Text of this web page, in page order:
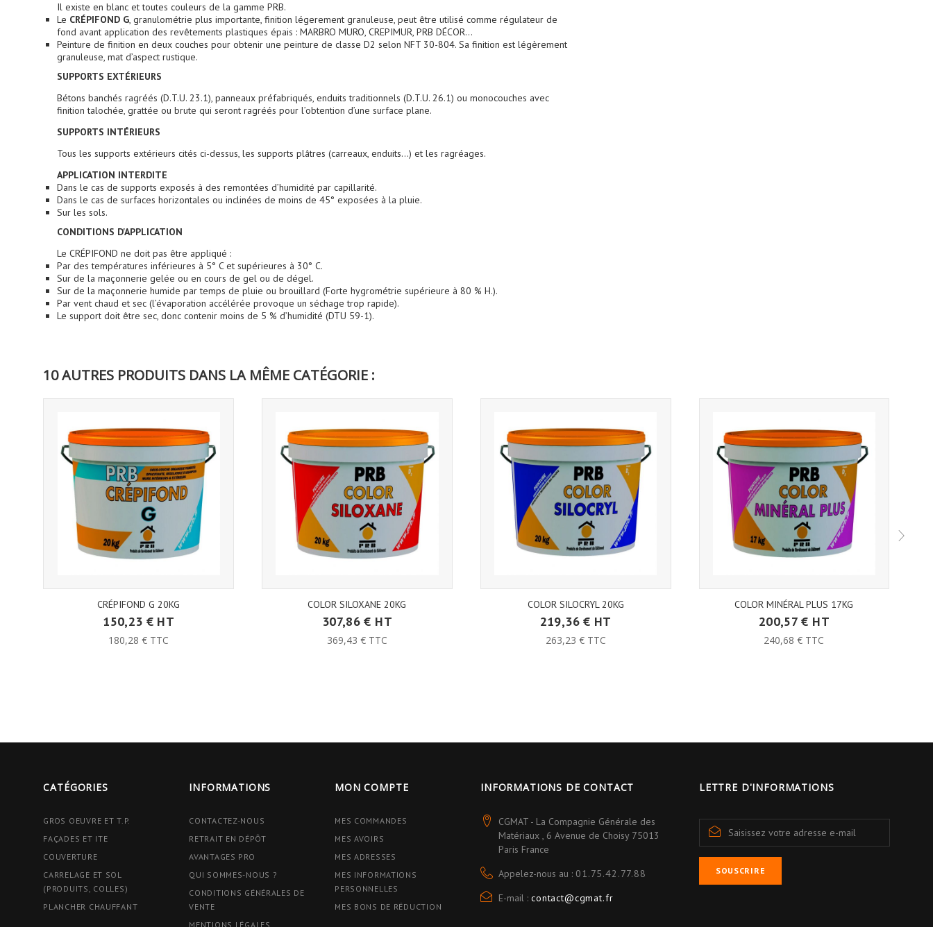
Il existe en blanc et toutes couleurs de la gamme PRB.
Le CRÉPIFOND G, granulométrie plus importante, finition légerement granuleuse, peut être utilisé comme régulateur de
fond avant application des revêtements plastiques épais : MARBRO MURO, CREPIMUR, PRB DÉCOR…
Peinture de finition en deux couches pour obtenir une peinture de classe D2 selon NFT 30-804. Sa finition est légèrement
granuleuse, mat d’aspect rustique.
SUPPORTS EXTÉRIEURS
Bétons banchés ragréés (D.T.U. 23.1), panneaux préfabriqués, enduits traditionnels (D.T.U. 26.1) ou monocouches avec
finition talochée, grattée ou brute qui seront ragréés pour l’obtention d’une surface plane.
SUPPORTS INTÉRIEURS
Tous les supports extérieurs cités ci-dessus, les supports plâtres (carreaux, enduits...) et les ragréages.
APPLICATION INTERDITE
Dans le cas de supports exposés à des remontées d’humidité par capillarité.
Dans le cas de surfaces horizontales ou inclinées de moins de 45° exposées à la pluie.
Sur les sols.
CONDITIONS D'APPLICATION
Le CRÉPIFOND ne doit pas être appliqué :
Par des températures inférieures à 5° C et supérieures à 30° C.
Sur de la maçonnerie gelée ou en cours de gel ou de dégel.
Sur de la maçonnerie humide par temps de pluie ou brouillard (Forte hygrométrie supérieure à 80 % H.).
Par vent chaud et sec (l’évaporation accélérée provoque un séchage trop rapide).
Le support doit être sec, donc contenir moins de 5 % d’humidité (DTU 59-1).
10 AUTRES PRODUITS DANS LA MÊME CATÉGORIE :
CRÉPIFOND G 20KG
150,23 € HT
180,28 € TTC
COLOR SILOXANE 20KG
307,86 € HT
369,43 € TTC
COLOR SILOCRYL 20KG
219,36 € HT
263,23 € TTC
COLOR MINÉRAL PLUS 17KG
200,57 € HT
240,68 € TTC
CATÉGORIES
GROS OEUVRE ET T.P.
FAÇADES ET ITE
COUVERTURE
CARRELAGE ET SOL
(PRODUITS, COLLES)
PLANCHER CHAUFFANT
INFORMATIONS
CONTACTEZ-NOUS
RETRAIT EN DÉPÔT
AVANTAGES PRO
QUI SOMMES-NOUS ?
CONDITIONS GÉNÉRALES DE
VENTE
MENTIONS LÉGALES
MON COMPTE
MES COMMANDES
MES AVOIRS
MES ADRESSES
MES INFORMATIONS
PERSONNELLES
MES BONS DE RÉDUCTION
INFORMATIONS DE CONTACT
CGMAT - La Compagnie Générale des
Matériaux , 6 Avenue de Choisy 75013
Paris France
Appelez-nous au : 01.75.42.77.88
E-mail : contact@cgmat.fr
LETTRE D'INFORMATIONS
SOUSCRIRE